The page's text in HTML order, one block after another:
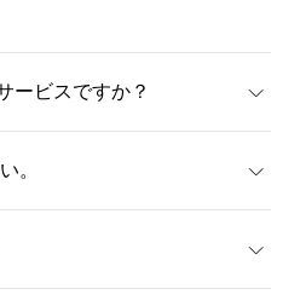
ービスですか？
。